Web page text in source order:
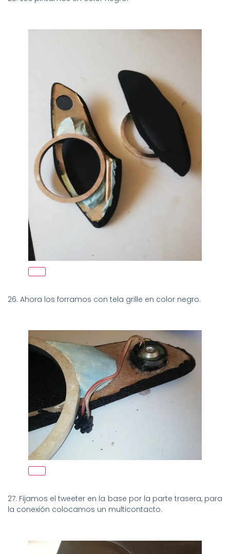
26. Ahora los forramos con tela grille en color negro.
27. Fijamos el tweeter en la base por la parte trasera, para
la conexión colocamos un multicontacto.